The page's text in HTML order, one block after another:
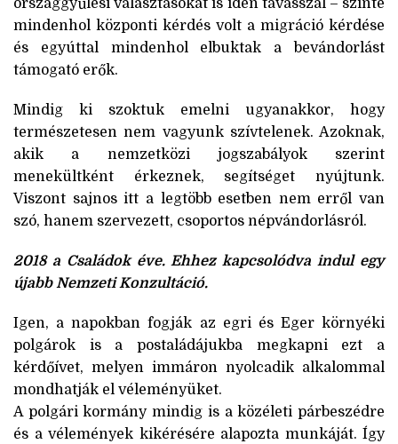
országgyűlési választásokat is idén tavasszal – szinte
mindenhol központi kérdés volt a migráció kérdése
és egyúttal mindenhol elbuktak a bevándorlást
támogató erők.
Mindig ki szoktuk emelni ugyanakkor, hogy
természetesen nem vagyunk szívtelenek. Azoknak,
akik a nemzetközi jogszabályok szerint
menekültként érkeznek, segítséget nyújtunk.
Viszont sajnos itt a legtöbb esetben nem erről van
szó, hanem szervezett, csoportos népvándorlásról.
2018 a Családok éve. Ehhez kapcsolódva indul egy
újabb Nemzeti Konzultáció.
Igen, a napokban fogják az egri és Eger környéki
polgárok is a postaládájukba megkapni ezt a
kérdőívet, melyen immáron nyolcadik alkalommal
mondhatják el véleményüket.
A polgári kormány mindig is a közéleti párbeszédre
és a vélemények kikérésére alapozta munkáját. Így